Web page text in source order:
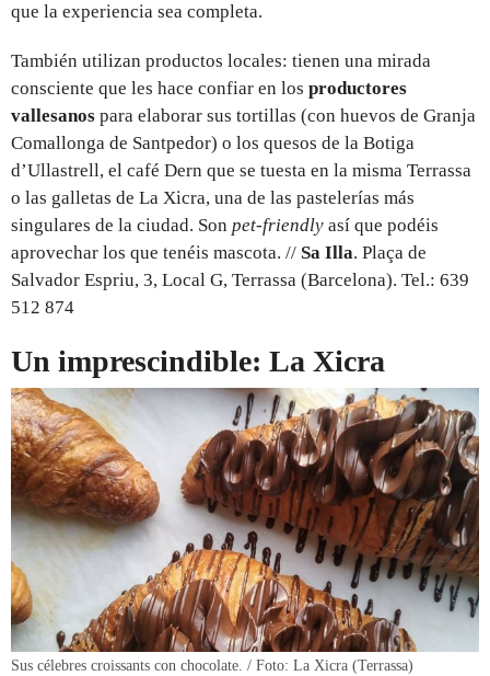
que la experiencia sea completa.
También utilizan productos locales: tienen una mirada
consciente que les hace confiar en los productores
vallesanos para elaborar sus tortillas (con huevos de Granja
Comallonga de Santpedor) o los quesos de la Botiga
d’Ullastrell, el café Dern que se tuesta en la misma Terrassa
o las galletas de La Xicra, una de las pastelerías más
singulares de la ciudad. Son pet-friendly así que podéis
aprovechar los que tenéis mascota. // Sa Illa. Plaça de
Salvador Espriu, 3, Local G, Terrassa (Barcelona). Tel.: 639
512 874
Un imprescindible: La Xicra
Sus célebres croissants con chocolate. / Foto: La Xicra (Terrassa)